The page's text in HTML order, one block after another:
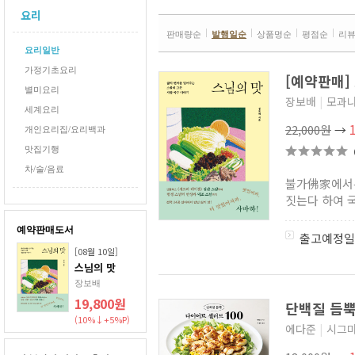
요리
요리일반
가정기초요리
별미요리
세계요리
개인요리집/요리백과
맛집기행
차/술/음료
예약판매도서
[08월 10일]
스님의 맛
장보배
19,800원
(10%↓+5%P)
판매량순 발행일순 상품명순 평점순 리
[예약판매
장보배 | 모과
22,000원→
불가佛家에
짓는다 하여
출고예정
단백질 듬
에다준 | 시그